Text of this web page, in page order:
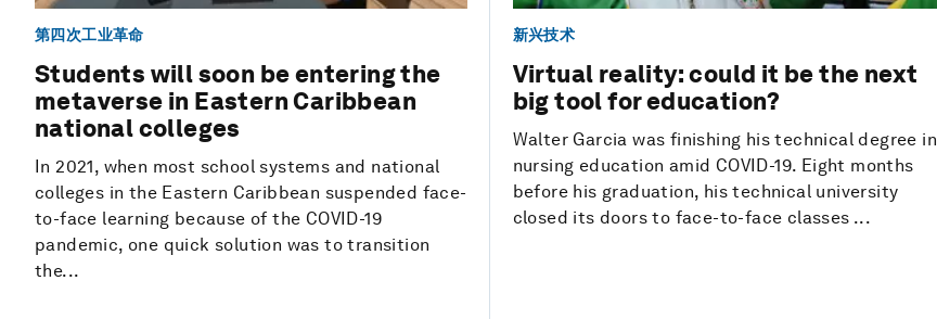
第四次工业革命
Students will soon be entering the
metaverse in Eastern Caribbean
national colleges
In 2021, when most school systems and national
colleges in the Eastern Caribbean suspended face-
to-face learning because of the COVID-19
pandemic, one quick solution was to transition
the...
新兴技术
Virtual reality: could it be the next
big tool for education?
Walter Garcia was finishing his technical degree in
nursing education amid COVID-19. Eight months
before his graduation, his technical university
closed its doors to face-to-face classes ...